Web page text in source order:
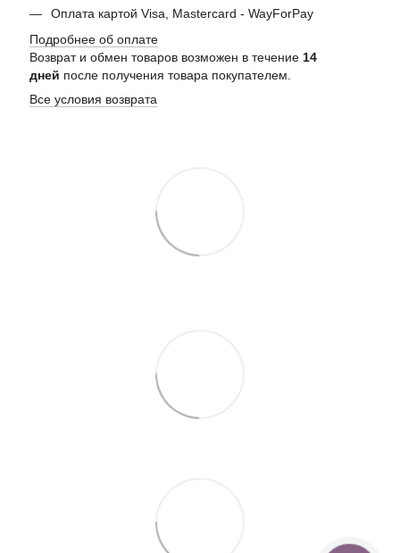
Оплата картой Visa, Mastercard - WayForPay
Подробнее об оплате
Возврат и обмен товаров возможен в течение 14
дней после получения товара покупателем.
Все условия возврата